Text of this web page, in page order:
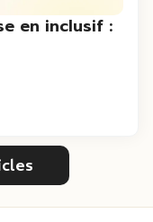
en inclusif :